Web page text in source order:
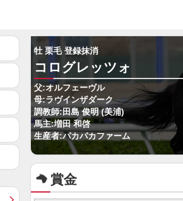
牡 栗毛 登録抹消
コログレッツォ
父:オルフェーヴル
母:ラヴインザダーク
調教師:田島 俊明 (美浦)
馬主:増田 和啓
生産者:パカパカファーム
賞金